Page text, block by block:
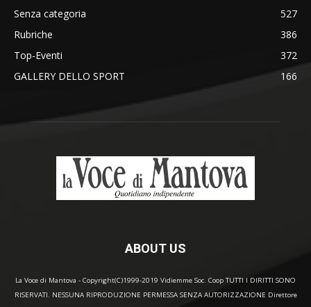
Senza categoria
527
Rubriche
386
Top-Eventi
372
GALLERY DELLO SPORT
166
ABOUT US
La Voce di Mantova - Copyright(C)1999-2019 Vidiemme Soc. Coop TUTTI I DIRITTI SONO
RISERVATI. NESSUNA RIPRODUZIONE PERMESSA SENZA AUTORIZZAZIONE Direttore